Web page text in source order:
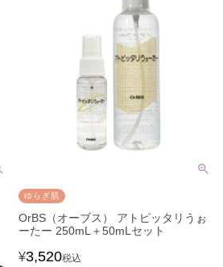
ゆらぎ肌
OrBS（オーブス） アトピッタリうぉ
ーたー 250mL＋50mLセット
¥3,520税込